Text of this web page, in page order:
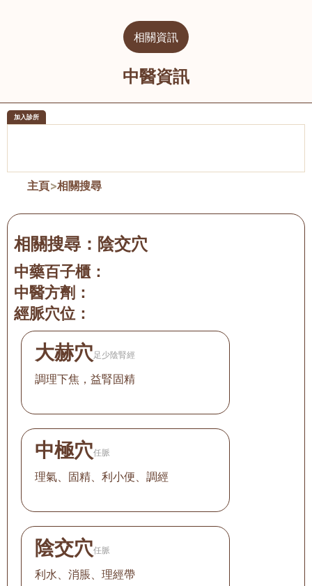
相關資訊
中醫資訊
加入診所
主頁>相關搜尋
相關搜尋： 陰交穴
中藥百子櫃：
中醫方劑：
經脈穴位：
大赫穴 足少陰腎經
調理下焦，益腎固精
中極穴任脈
理氣、固精、利小便、調經
陰交穴任脈
利水、消脹、理經帶